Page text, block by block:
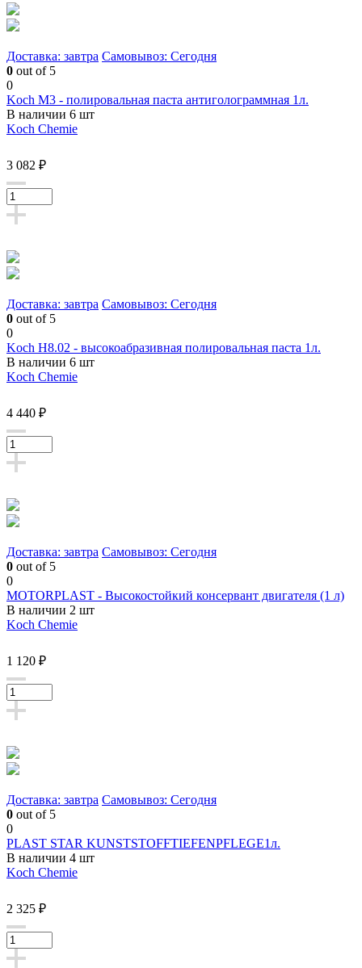
Доставка: завтра Самовывоз: Сегодня
0 out of 5
0
Koch M3 - полировальная паста антиголограммная 1л.
В наличии 6 шт
Koch Chemie
3 082 ₽
Доставка: завтра Самовывоз: Сегодня
0 out of 5
0
Koch H8.02 - высокоабразивная полировальная паста 1л.
В наличии 6 шт
Koch Chemie
4 440 ₽
Доставка: завтра Самовывоз: Сегодня
0 out of 5
0
MOTORPLAST - Высокостойкий консервант двигателя (1 л)
В наличии 2 шт
Koch Chemie
1 120 ₽
Доставка: завтра Самовывоз: Сегодня
0 out of 5
0
PLAST STAR KUNSTSTOFFTIEFENPFLEGE1л.
В наличии 4 шт
Koch Chemie
2 325 ₽